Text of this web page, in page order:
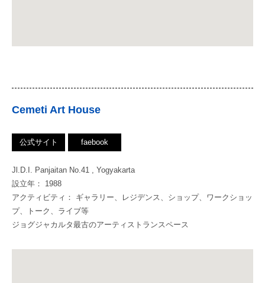
Cemeti Art House
公式サイト faebook
Jl.D.I. Panjaitan No.41 , Yogyakarta
設立年： 1988
アクティビティ： ギャラリー、レジデンス、ショップ、ワークショッ
プ、トーク、ライブ等
ジョグジャカルタ最古のアーティストランスペース